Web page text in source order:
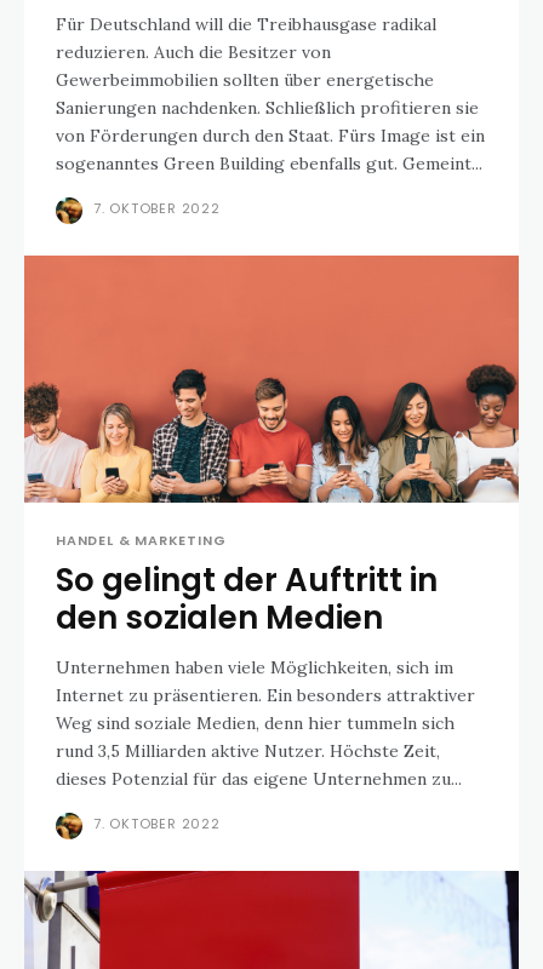
Für Deutschland will die Treibhausgase radikal
reduzieren. Auch die Besitzer von
Gewerbeimmobilien sollten über energetische
Sanierungen nachdenken. Schließlich profitieren sie
von Förderungen durch den Staat. Fürs Image ist ein
sogenanntes Green Building ebenfalls gut. Gemeint...
7. OKTOBER 2022
HANDEL & MARKETING
So gelingt der Auftritt in
den sozialen Medien
Unternehmen haben viele Möglichkeiten, sich im
Internet zu präsentieren. Ein besonders attraktiver
Weg sind soziale Medien, denn hier tummeln sich
rund 3,5 Milliarden aktive Nutzer. Höchste Zeit,
dieses Potenzial für das eigene Unternehmen zu...
7. OKTOBER 2022